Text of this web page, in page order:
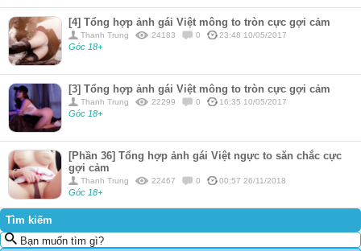
[4] Tổng hợp ảnh gái Việt mông to tròn cực gợi cảm
Thanh Trung 24183 0 23:48 10/05/2017
Góc 18+
[3] Tổng hợp ảnh gái Việt mông to tròn cực gợi cảm
Thanh Trung 22299 0 16:35 10/05/2017
Góc 18+
[Phần 36] Tổng hợp ảnh gái Việt ngực to săn chắc cực
gợi cảm
Thanh Trung 22467 0 00:57 26/11/2018
Góc 18+
Tìm kiếm
Bạn muốn tìm gì?